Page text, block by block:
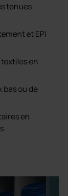
tenues
et EPI
en
bas ou de
en